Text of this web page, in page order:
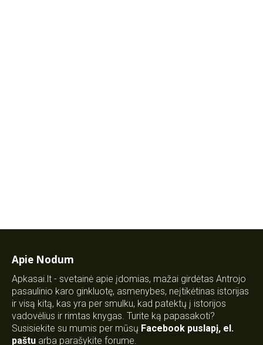
Apie Nodum
Apkasai.lt - svetainė apie įdomias, mažai girdėtas Antrojo
pasaulinio karo ginkluotę, asmenybes, neįtikėtinas istorijas
ir visą kitą, kas yra per smulku, kad patektų į istorijos
vadovėlius ir rimtas knygas. Turite ką papasakoti?
Susisiekite su mumis per mūsų Facebook puslapį, el.
paštu arba parašykite forume.